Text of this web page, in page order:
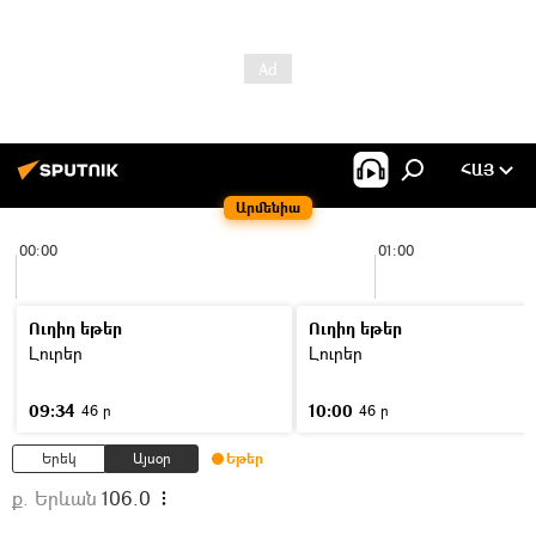
Արմենիա
ՀԱՅ
00:00 01:00
Ուղիղ եթեր
Լուրեր
09:34 46 ր
Ուղիղ եթեր
Լուրեր
10:00 46 ր
Երեկ Այսօր Եթեր
ք. Երևան 106.0